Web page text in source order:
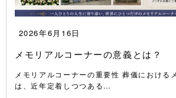
2026年6月16日
メモリアルコーナーの意義とは？
メモリアルコーナーの重要性 葬儀における
は、近年定着しつつある…